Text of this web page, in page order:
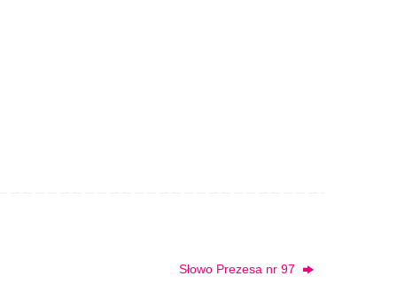
Słowo Prezesa nr 97